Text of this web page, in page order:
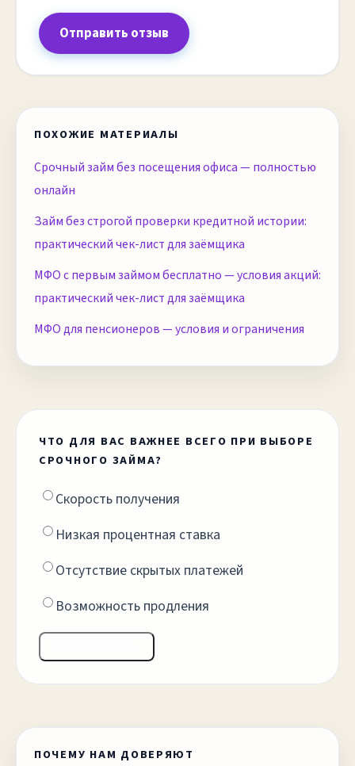
Отправить отзыв
ПОХОЖИЕ МАТЕРИАЛЫ
Срочный займ без посещения офиса — полностью
онлайн
Займ без строгой проверки кредитной истории:
практический чек-лист для заёмщика
МФО с первым займом бесплатно — условия акций:
практический чек-лист для заёмщика
МФО для пенсионеров — условия и ограничения
ЧТО ДЛЯ ВАС ВАЖНЕЕ ВСЕГО ПРИ ВЫБОРЕ
СРОЧНОГО ЗАЙМА?
Скорость получения
Низкая процентная ставка
Отсутствие скрытых платежей
Возможность продления
ПОЧЕМУ НАМ ДОВЕРЯЮТ